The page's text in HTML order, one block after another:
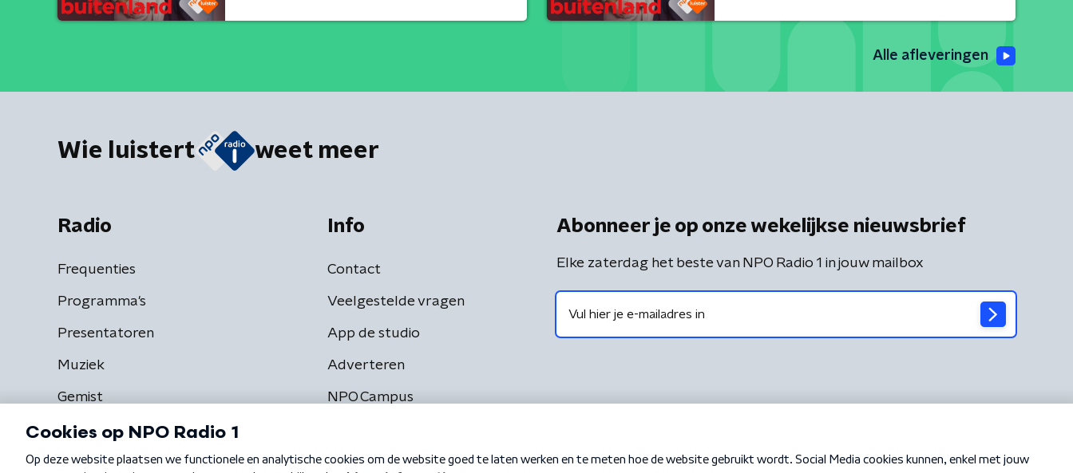
Alle afleveringen
Wie luistert weet meer
Radio
Frequenties
Programma's
Presentatoren
Muziek
Gemist
Info
Contact
Veelgestelde vragen
App de studio
Adverteren
NPO Campus
Abonneer je op onze wekelijkse nieuwsbrief
Elke zaterdag het beste van NPO Radio 1 in jouw mailbox